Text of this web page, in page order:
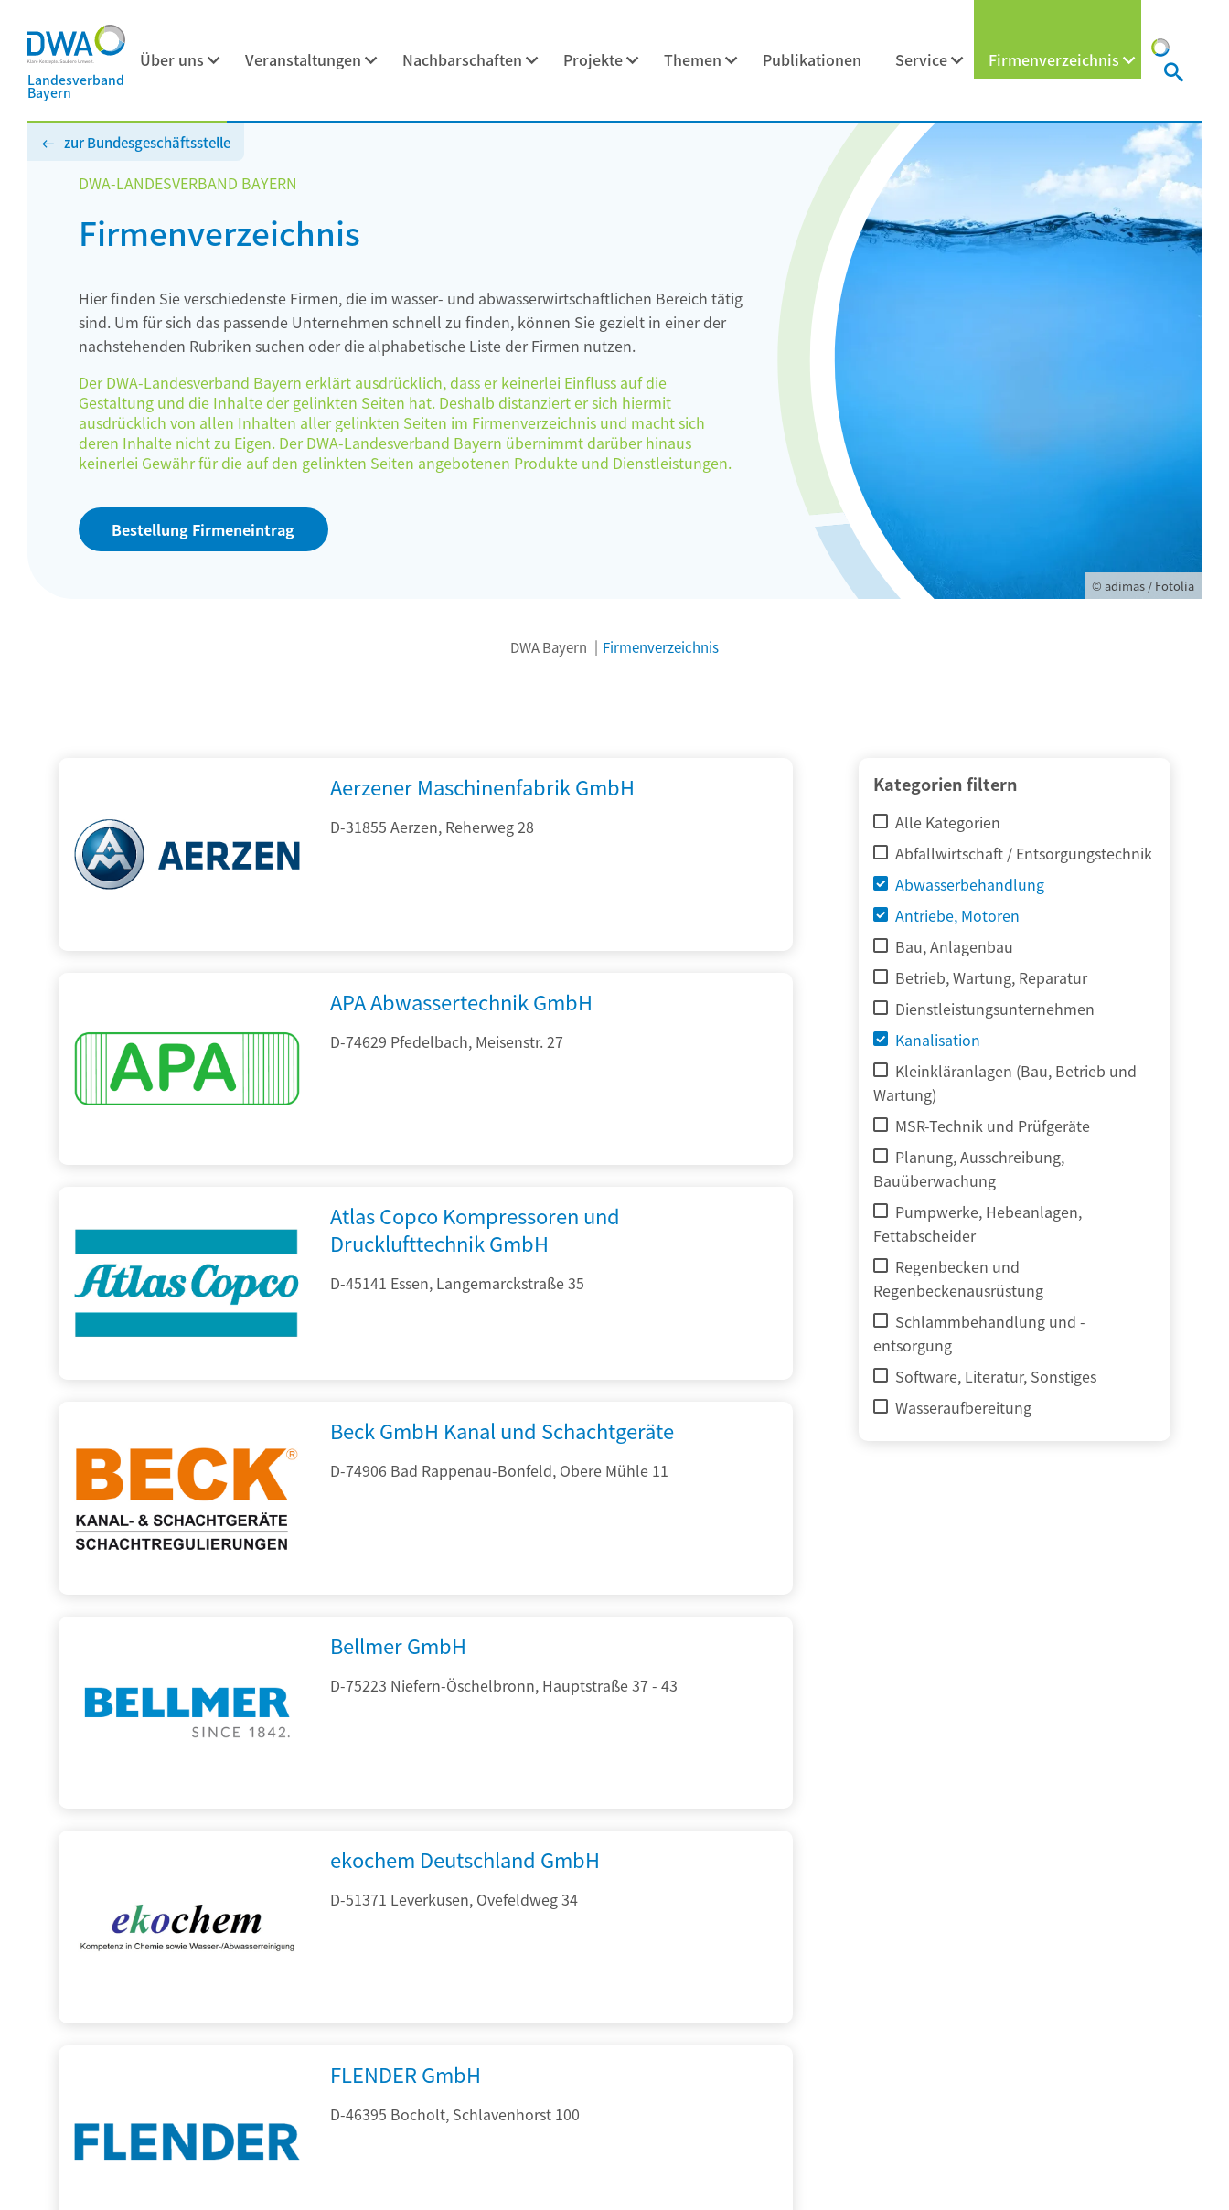
Landesverband
Bayern
Über uns Veranstaltungen Nachbarschaften Projekte Themen Publikationen Service Firmenverzeichnis
zur Bundesgeschäftsstelle
DWA-LANDESVERBAND BAYERN
Firmenverzeichnis
Hier finden Sie verschiedenste Firmen, die im wasser- und abwasserwirtschaftlichen Bereich tätig
sind. Um für sich das passende Unternehmen schnell zu finden, können Sie gezielt in einer der
nachstehenden Rubriken suchen oder die alphabetische Liste der Firmen nutzen.
Der DWA-Landesverband Bayern erklärt ausdrücklich, dass er keinerlei Einfluss auf die
Gestaltung und die Inhalte der gelinkten Seiten hat. Deshalb distanziert er sich hiermit
ausdrücklich von allen Inhalten aller gelinkten Seiten im Firmenverzeichnis und macht sich
deren Inhalte nicht zu Eigen. Der DWA-Landesverband Bayern übernimmt darüber hinaus
keinerlei Gewähr für die auf den gelinkten Seiten angebotenen Produkte und Dienstleistungen.
Bestellung Firmeneintrag
© adimas / Fotolia
DWA Bayern Firmenverzeichnis
Kategorien filtern
Alle Kategorien
Abfallwirtschaft / Entsorgungstechnik
Abwasserbehandlung
Antriebe, Motoren
Bau, Anlagenbau
Betrieb, Wartung, Reparatur
Dienstleistungsunternehmen
Kanalisation
Kleinkläranlagen (Bau, Betrieb und
Wartung)
MSR-Technik und Prüfgeräte
Planung, Ausschreibung,
Bauüberwachung
Pumpwerke, Hebeanlagen,
Fettabscheider
Regenbecken und
Regenbeckenausrüstung
Schlammbehandlung und -
entsorgung
Software, Literatur, Sonstiges
Wasseraufbereitung
Aerzener Maschinenfabrik GmbH
D-31855 Aerzen, Reherweg 28
APA Abwassertechnik GmbH
D-74629 Pfedelbach, Meisenstr. 27
Atlas Copco Kompressoren und
Drucklufttechnik GmbH
D-45141 Essen, Langemarckstraße 35
Beck GmbH Kanal und Schachtgeräte
D-74906 Bad Rappenau-Bonfeld, Obere Mühle 11
Bellmer GmbH
D-75223 Niefern-Öschelbronn, Hauptstraße 37 - 43
ekochem Deutschland GmbH
D-51371 Leverkusen, Ovefeldweg 34
FLENDER GmbH
D-46395 Bocholt, Schlavenhorst 100